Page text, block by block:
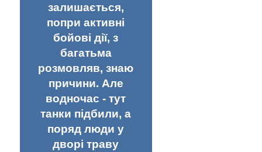
залишається,
попри активні
бойові дії, з
багатьма
розмовляв, знаю
причини. Але
водночас - тут
танки підбили, а
поряд люди у
дворі траву